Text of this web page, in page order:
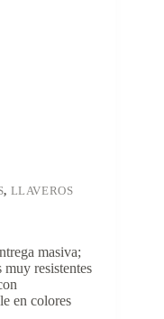
, LLAVEROS
masiva;
muy resistentes
en colores